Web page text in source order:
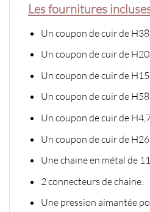
Les fournitures
Un coupon de cuir de
Un coupon de cuir de
Un coupon de cuir de
Un coupon de cuir de
Un coupon de cuir de
Un coupon de cuir de
Une chaine en métal de
2 connecteurs de chaine.
Une pression aimantée